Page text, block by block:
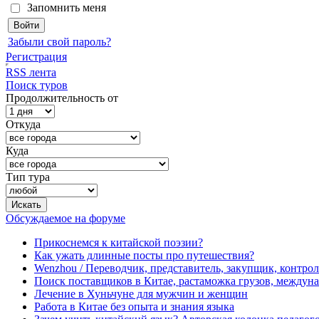
Запомнить меня
Забыли свой пароль?
Регистрация
RSS лента
Поиск туров
Продолжительность от
Откуда
Куда
Тип тура
Обсуждаемое на форуме
Прикоснемся к китайской поэзии?
Как ужать длинные посты про путешествия?
Wenzhou / Переводчик, представитель, закупщик,
Поиск поставщиков в Китае, растаможка грузов,
Лечение в Хуньчуне для мужчин и женщин
Работа в Китае без опыта и знания языка